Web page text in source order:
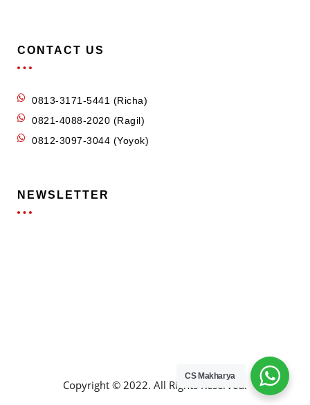
CONTACT US
0813-3171-5441 (Richa)
0821-4088-2020 (Ragil)
0812-3097-3044 (Yoyok)
NEWSLETTER
Copyright © 2022. All Rights Reserved.
CS Makharya